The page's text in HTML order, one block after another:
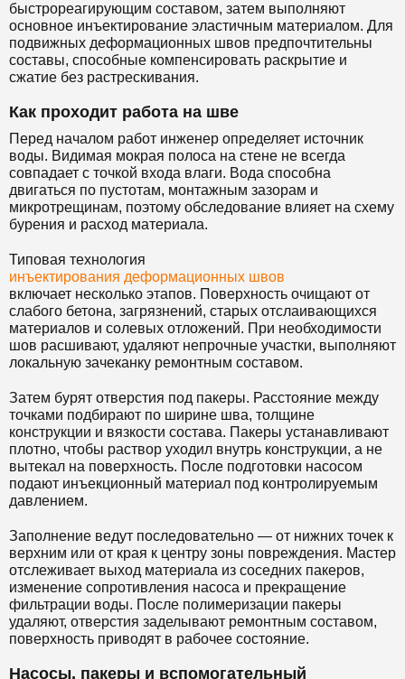
быстрореагирующим составом, затем выполняют
основное инъектирование эластичным материалом. Для
подвижных деформационных швов предпочтительны
составы, способные компенсировать раскрытие и
сжатие без растрескивания.
Как проходит работа на шве
Перед началом работ инженер определяет источник
воды. Видимая мокрая полоса на стене не всегда
совпадает с точкой входа влаги. Вода способна
двигаться по пустотам, монтажным зазорам и
микротрещинам, поэтому обследование влияет на схему
бурения и расход материала.
Типовая технология
инъектирования деформационных швов
включает несколько этапов. Поверхность очищают от
слабого бетона, загрязнений, старых отслаивающихся
материалов и солевых отложений. При необходимости
шов расшивают, удаляют непрочные участки, выполняют
локальную зачеканку ремонтным составом.
Затем бурят отверстия под пакеры. Расстояние между
точками подбирают по ширине шва, толщине
конструкции и вязкости состава. Пакеры устанавливают
плотно, чтобы раствор уходил внутрь конструкции, а не
вытекал на поверхность. После подготовки насосом
подают инъекционный материал под контролируемым
давлением.
Заполнение ведут последовательно — от нижних точек к
верхним или от края к центру зоны повреждения. Мастер
отслеживает выход материала из соседних пакеров,
изменение сопротивления насоса и прекращение
фильтрации воды. После полимеризации пакеры
удаляют, отверстия заделывают ремонтным составом,
поверхность приводят в рабочее состояние.
Насосы, пакеры и вспомогательный